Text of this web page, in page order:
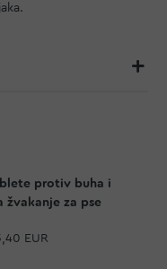
protiv buha i
žvakanje za pse
EUR